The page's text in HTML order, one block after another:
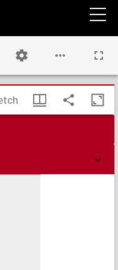
und anderer Thiere, und zur
: nach den besten Quellen und
Thierärzte, Familienväter und